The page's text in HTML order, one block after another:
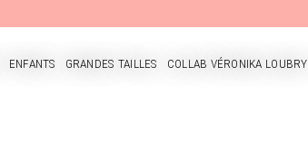
ENFANTS GRANDES TAILLES COLLAB VÉRONIKA LOUBRY